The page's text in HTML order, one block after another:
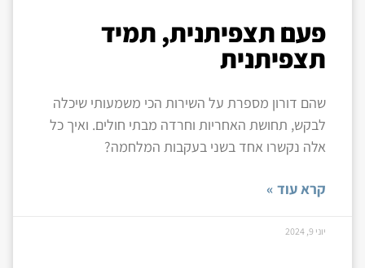
פעם תצפיתנית, תמיד
תצפיתנית
שהם דורון מספרת על השירות הכי משמעותי שיכלה
לבקש, תחושת האחריות וחרדה מבתי חולים. ואיך כל
אלה נקשרו אחד בשני בעקבות המלחמה?
קרא עוד »
יוני 9, 2024